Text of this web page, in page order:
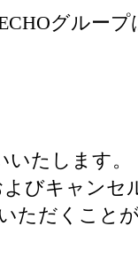
グルー
たします。
びキャンセ
ただくこと